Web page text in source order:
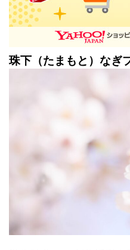
珠下（たまもと）なぎ